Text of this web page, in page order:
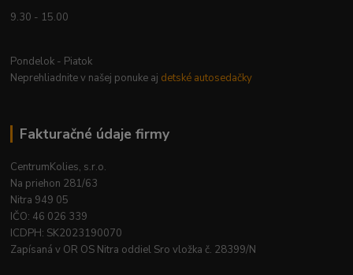
9.30 - 15.00
Pondelok - Piatok
Neprehliadnite v našej ponuke aj detské autosedačky
Fakturačné údaje firmy
CentrumKolies, s.r.o.
Na priehon 281/63
Nitra 949 05
IČO: 46 026 339
ICDPH: SK2023190070
Zapísaná v OR OS Nitra oddiel Sro vložka č. 28399/N